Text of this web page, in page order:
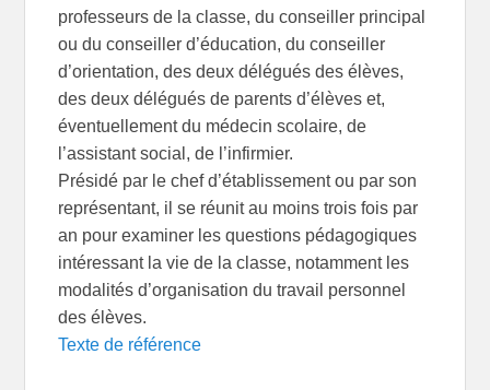
professeurs de la classe, du conseiller principal
ou du conseiller d’éducation, du conseiller
d’orientation, des deux délégués des élèves,
des deux délégués de parents d’élèves et,
éventuellement du médecin scolaire, de
l’assistant social, de l’infirmier.
Présidé par le chef d’établissement ou par son
représentant, il se réunit au moins trois fois par
an pour examiner les questions pédagogiques
intéressant la vie de la classe, notamment les
modalités d’organisation du travail personnel
des élèves.
Texte de référence